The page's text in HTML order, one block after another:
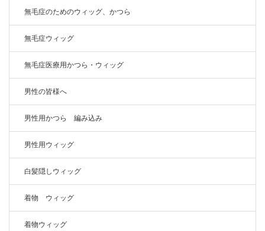
無毛症のためのウィッグ、かつら
無毛症ウィッグ
無毛症医療用かつら・ウィッグ
男性の皆様へ
男性用かつら 編み込み
男性用ウィッグ
白髪隠しウィッグ
着物 ウィッグ
着物ウィッグ